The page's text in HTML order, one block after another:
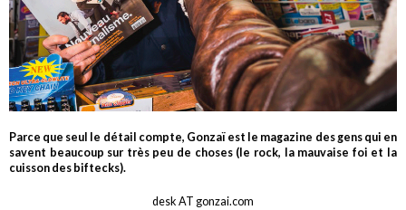
Parce que seul le détail compte, Gonzaï est le magazine des gens qui en
savent beaucoup sur très peu de choses (le rock, la mauvaise foi et la
cuisson des biftecks).
desk AT gonzai.com